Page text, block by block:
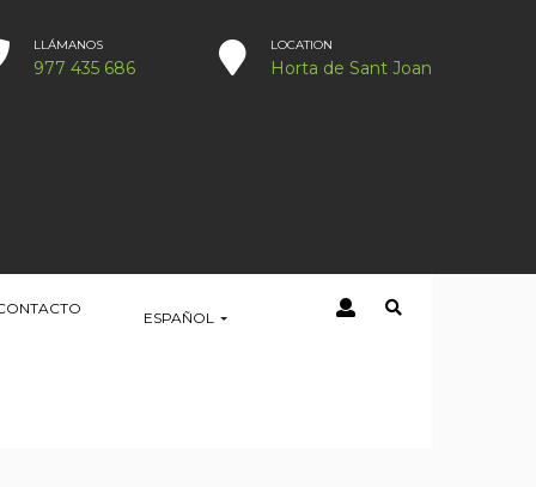
LLÁMANOS
977 435 686
LOCATION
Horta de Sant Joan
ESPAÑOL